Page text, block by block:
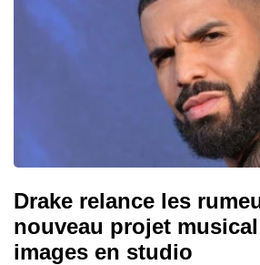
Drake relance les
nouveau projet
images en studio